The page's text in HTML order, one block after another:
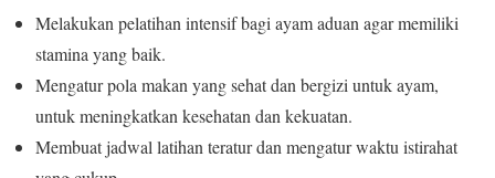
Melakukan pelatihan intensif bagi ayam aduan agar memiliki
stamina yang baik.
Mengatur pola makan yang sehat dan bergizi untuk ayam,
untuk meningkatkan kesehatan dan kekuatan.
Membuat jadwal latihan teratur dan mengatur waktu istirahat